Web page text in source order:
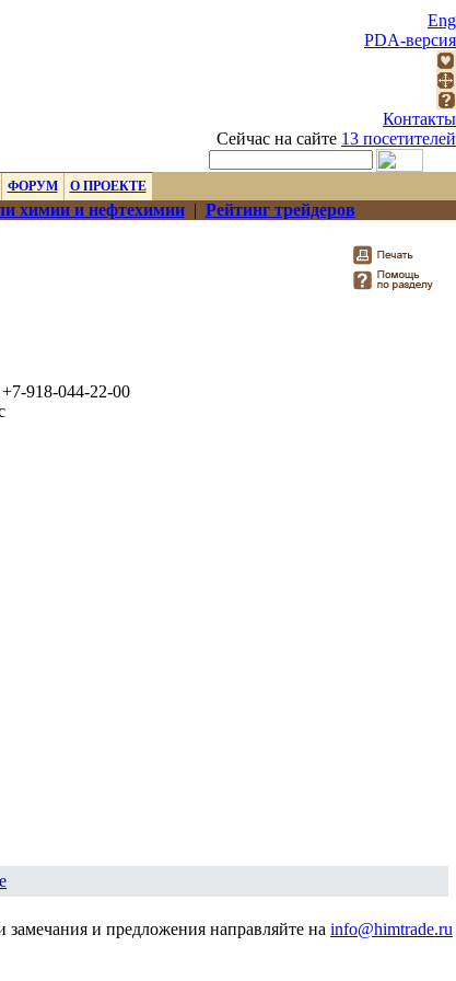
Eng
PDA-версия
Контакты
Сейчас на сайте 13 посетителей
ФОРУМ О ПРОЕКТЕ
химии и нефтехимии| Рейтинг трейдеров
918-044-22-00
замечания и предложения направляйте на info@himtrade.ru